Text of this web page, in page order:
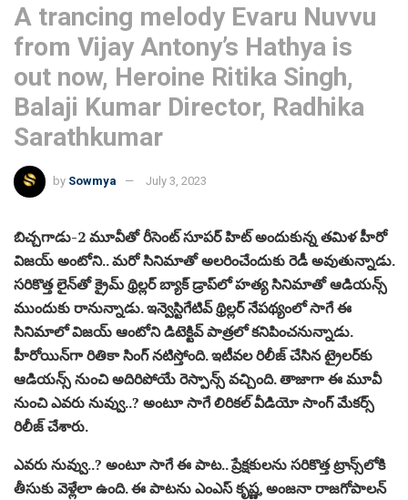
A trancing melody Evaru Nuvvu
from Vijay Antony’s Hathya is
out now, Heroine Ritika Singh,
Balaji Kumar Director, Radhika
Sarathkumar
by Sowmya July 3, 2023
బిచ్చగాడు-2 మూవీతో రీసెంట్‌ సూపర్ హిట్ అందుకున్న తమిళ హీరో
విజయ్ అంటోని.. మరో సినిమాతో అలరించేందుకు రెడీ అవుతున్నాడు.
సరికొత్త లైన్‌తో క్రైమ్ థ్రిల్లర్ బ్యాక్‌ డ్రాప్‌లో హత్య సినిమాతో ఆడియన్స్
ముందుకు రానున్నాడు. ఇన్వెస్టిగేటివ్ థ్రిల్లర్‌ నేపథ్యంలో సాగే ఈ
సినిమాలో విజయ్ ఆంటోని డిటెక్టివ్ పాత్రలో కనిపించనున్నాడు.
హీరోయిన్‌గా రితికా సింగ్ నటిస్తోంది. ఇటీవల రిలీజ్ చేసిన ట్రైలర్‌కు
ఆడియన్స్ నుంచి అదిరిపోయే రెస్పాన్స్ వచ్చింది. తాజాగా ఈ మూవీ
నుంచి ఎవరు నువ్వు..? అంటూ సాగే లిరికల్ వీడియో సాంగ్‌ మేకర్స్
రిలీజ్ చేశారు.
ఎవరు నువ్వు..? అంటూ సాగే ఈ పాట.. ప్రేక్షకులను సరికొత్త ట్రాన్స్‌లోకి
తీసుకు వెళ్లేలా ఉంది. ఈ పాటను ఎంఎస్ కృష్ణ, అంజనా రాజగోపాలన్